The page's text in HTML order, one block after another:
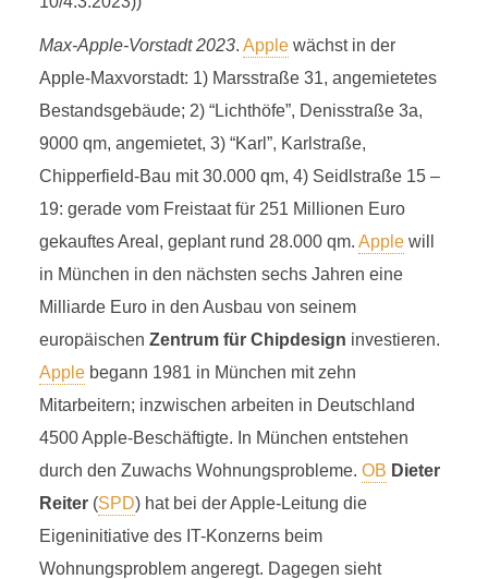
Max-Apple-Vorstadt 2023. Applewächst in der
Apple-Maxvorstadt: 1) Marsstraße 31, angemietetes
Bestandsgebäude; 2) “Lichthöfe”, Denisstraße 3a,
9000 qm, angemietet, 3) “Karl”, Karlstraße,
Chipperfield-Bau mit 30.000 qm, 4) Seidlstraße 15 –
19: gerade vom Freistaat für 251 Millionen Euro
gekauftes Areal, geplant rund 28.000 qm. Applewill
in München in den nächsten sechs Jahren eine
Milliarde Euro in den Ausbau von seinem
europäischen Zentrum für Chipdesign investieren.
Applebegann 1981 in München mit zehn
Mitarbeitern; inzwischen arbeiten in Deutschland
4500 Apple-Beschäftigte. In München entstehen
durch den Zuwachs Wohnungsprobleme. OB Dieter
Reiter(SPD) hat bei der Apple-Leitung die
Eigeninitiative des IT-Konzerns beim
Wohnungsproblem angeregt. Dagegen sieht